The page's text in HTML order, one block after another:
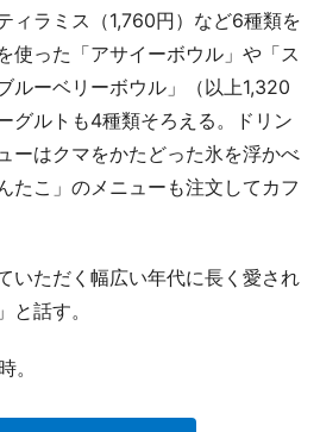
ィラミス（1,760円）など6種類を
使った「アサイーボウル」や「ス
ルーベリーボウル」（以上1,320
グルトも4種類そろえる。ドリン
ーはクマをかたどった氷を浮かべ
たこ」のメニューも注文してカフ
いただく幅広い年代に長く愛され
と話す。
。